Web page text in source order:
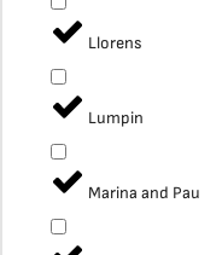
Llorens
Lumpin
Marina and Pau